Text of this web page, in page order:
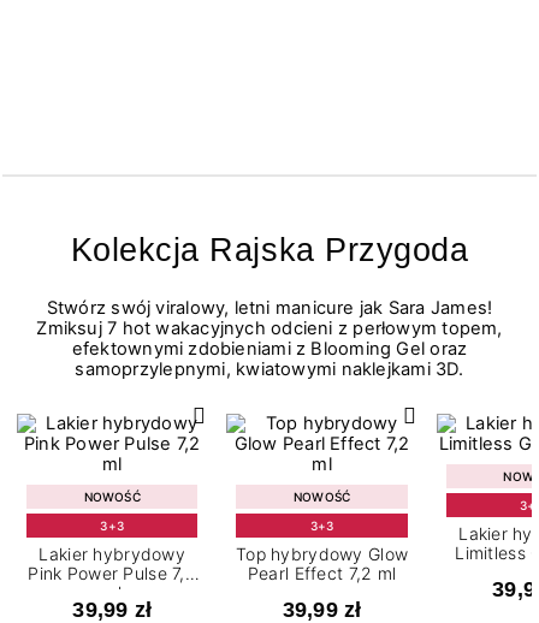
Kolekcja Rajska Przygoda
Stwórz swój viralowy, letni manicure jak Sara James!
Zmiksuj 7 hot wakacyjnych odcieni z perłowym topem,
efektownymi zdobieniami z Blooming Gel oraz
samoprzylepnymi, kwiatowymi naklejkami 3D.
NOWOŚĆ
3+3
Lakier hybrydowy
Pink Power Pulse 7,2
ml
39,99 zł
NOWOŚĆ
3+3
Top hybrydowy Glow
Pearl Effect 7,2 ml
39,99 zł
Lakier
Limitless